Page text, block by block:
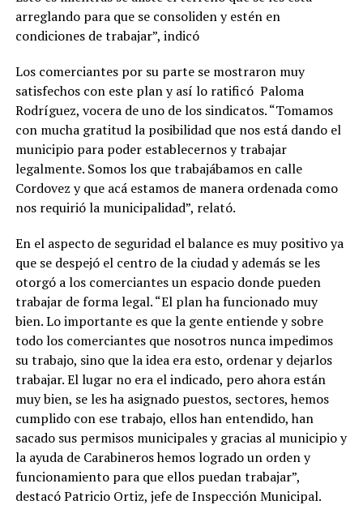
arreglando para que se consoliden y estén en
condiciones de trabajar”, indicó
Los comerciantes por su parte se mostraron muy
satisfechos con este plan y así lo ratificó Paloma
Rodríguez, vocera de uno de los sindicatos. “Tomamos
con mucha gratitud la posibilidad que nos está dando el
municipio para poder establecernos y trabajar
legalmente. Somos los que trabajábamos en calle
Cordovez y que acá estamos de manera ordenada como
nos requirió la municipalidad”, relató.
En el aspecto de seguridad el balance es muy positivo ya
que se despejó el centro de la ciudad y además se les
otorgó a los comerciantes un espacio donde pueden
trabajar de forma legal. “El plan ha funcionado muy
bien. Lo importante es que la gente entiende y sobre
todo los comerciantes que nosotros nunca impedimos
su trabajo, sino que la idea era esto, ordenar y dejarlos
trabajar. El lugar no era el indicado, pero ahora están
muy bien, se les ha asignado puestos, sectores, hemos
cumplido con ese trabajo, ellos han entendido, han
sacado sus permisos municipales y gracias al municipio y
la ayuda de Carabineros hemos logrado un orden y
funcionamiento para que ellos puedan trabajar”,
destacó Patricio Ortiz, jefe de Inspección Municipal.